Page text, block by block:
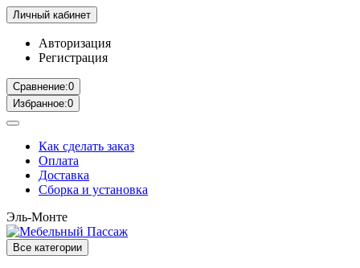
Личный кабинет
Авторизация
Регистрация
Сравнение:0
Избранное:0
Как сделать заказ
Оплата
Доставка
Сборка и установка
Эль-Монте
Все категории